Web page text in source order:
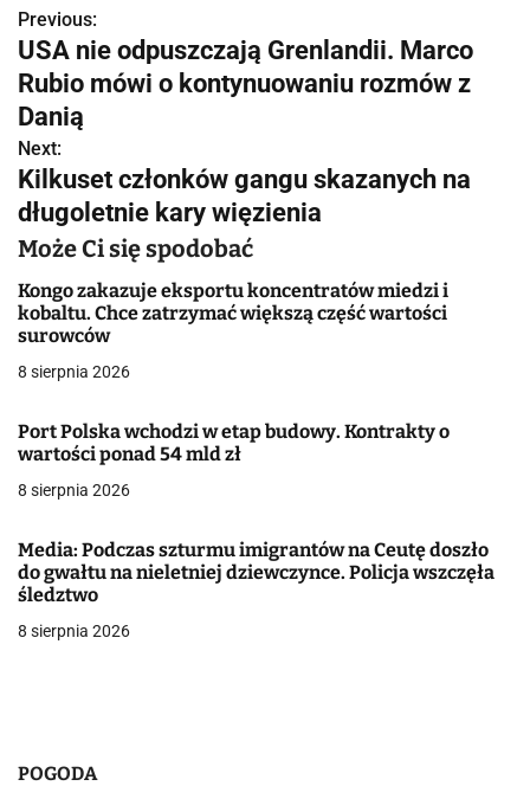
N
a
w
i
g
a
c
j
a
w
p
s
u
Previous:
USA nie odpuszczają Grenlandii. Marco
Rubio mówi o kontynuowaniu rozmów z
Danią
Next:
Kilkuset członków gangu skazanych na
długoletnie kary więzienia
Może Ci się spodobać
Kongo zakazuje eksportu koncentratów miedzi i
kobaltu. Chce zatrzymać większą część wartości
surowców
8 sierpnia 2026
Port Polska wchodzi w etap budowy. Kontrakty o
wartości ponad 54 mld zł
8 sierpnia 2026
Media: Podczas szturmu imigrantów na Ceutę doszło
do gwałtu na nieletniej dziewczynce. Policja wszczęła
śledztwo
8 sierpnia 2026
POGODA